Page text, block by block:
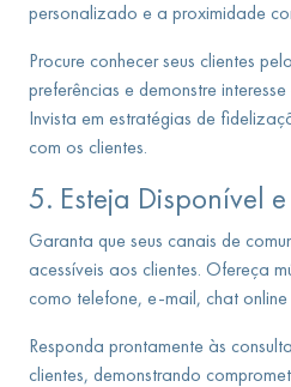
personalizado e a proximidade
Procure conhecer seus clientes
preferências e demonstre
Invista em estratégias de
com os clientes.
5. Esteja Disponível e
Garanta que seus canais de
acessíveis aos clientes. Ofereça
como telefone, e-mail, chat online
Responda prontamente às
clientes, demonstrando